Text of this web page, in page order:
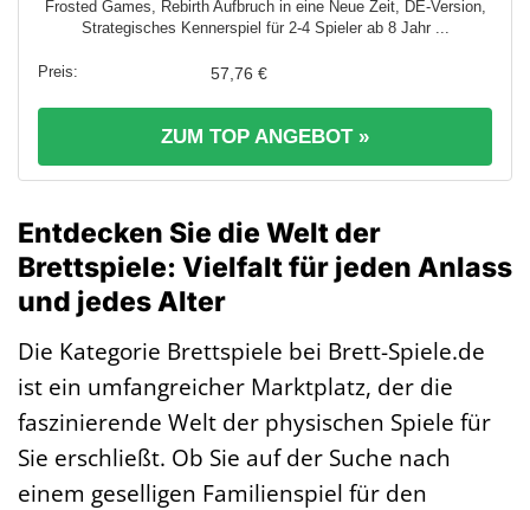
Frosted Games, Rebirth Aufbruch in eine Neue Zeit, DE-Version,
Strategisches Kennerspiel für 2-4 Spieler ab 8 Jahr ...
57,76 €
ZUM TOP ANGEBOT »
Entdecken Sie die Welt der
Brettspiele: Vielfalt für jeden Anlass
und jedes Alter
Die Kategorie Brettspiele bei Brett-Spiele.de
ist ein umfangreicher Marktplatz, der die
faszinierende Welt der physischen Spiele für
Sie erschließt. Ob Sie auf der Suche nach
einem geselligen Familienspiel für den